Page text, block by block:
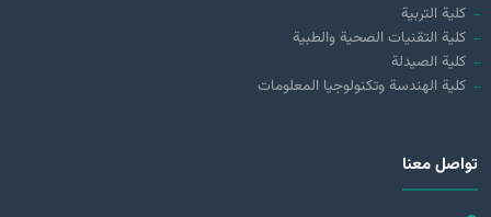
كلية التربية
كلية التقنيات الصحية والطبية
كلية الصيدلة
كلية الهندسة وتكنولوجيا المعلومات
تواصل معنا